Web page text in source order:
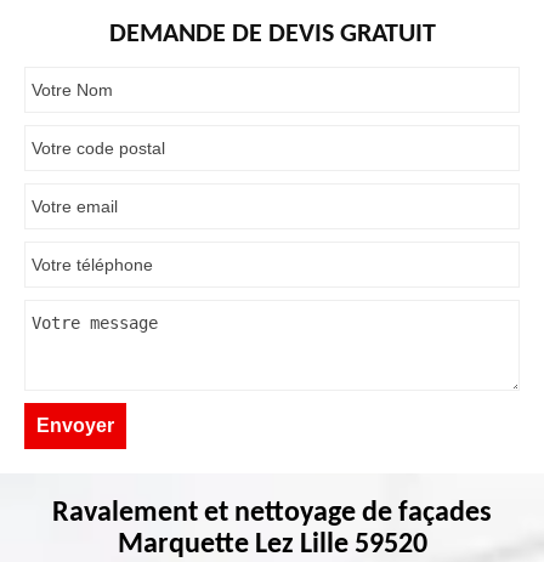
DEMANDE DE DEVIS GRATUIT
Ravalement et nettoyage de façades
Marquette Lez Lille 59520